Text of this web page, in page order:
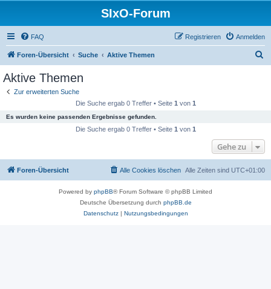
SIxO-Forum
FAQ Anmelden
Registrieren
Foren-Übersicht Suche Aktive Themen
Aktive Themen
Zur erweiterten Suche
Die Suche ergab 0 Treffer • Seite 1 von 1
Es wurden keine passenden Ergebnisse gefunden.
Die Suche ergab 0 Treffer • Seite 1 von 1
Gehe zu
Foren-Übersicht Alle Zeiten sind UTC+01:00
Alle Cookies löschen
Powered by phpBB® Forum Software © phpBB Limited
Deutsche Übersetzung durch phpBB.de
Datenschutz| Nutzungsbedingungen